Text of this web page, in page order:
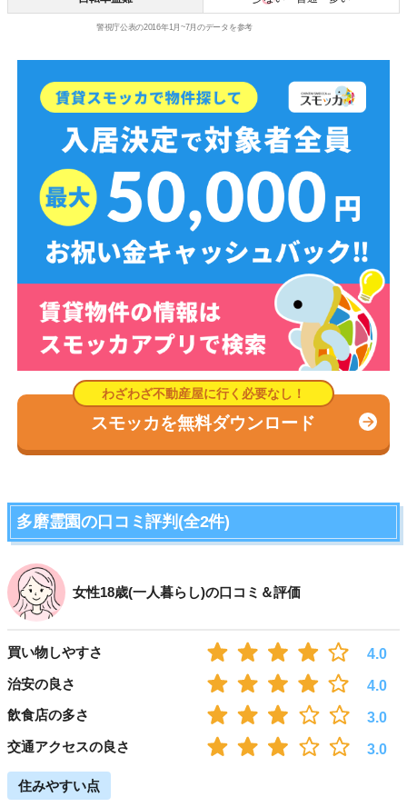
警視庁公表の2016年1月~7月のデータを参考
スモッカを無料ダウンロード
多磨霊園の口コミ評判(全2件)
女性18歳(一人暮らし)の口コミ＆評価
買い物しやすさ
4.0
治安の良さ
4.0
飲食店の多さ
3.0
交通アクセスの良さ
3.0
住みやすい点